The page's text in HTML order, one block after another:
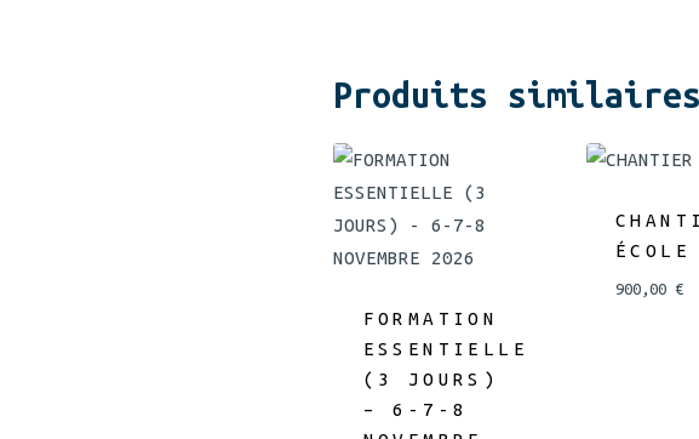
Produits similaires
FORMATION
ESSENTIELLE
(3 JOURS)
– 6-7-8
ÉCOLE
900,00 €